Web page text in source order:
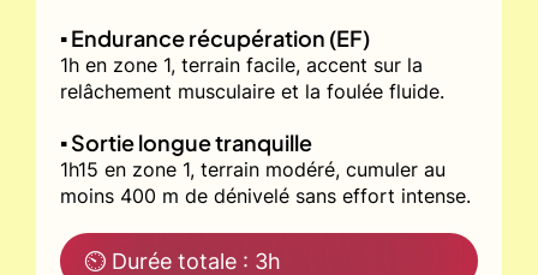
▪️ Endurance récupération (EF)
1h en zone 1, terrain facile, accent sur la
relâchement musculaire et la foulée fluide.
▪️ Sortie longue tranquille
1h15 en zone 1, terrain modéré, cumuler au
moins 400 m de dénivelé sans effort intense.
⏲ Durée totale : 3h